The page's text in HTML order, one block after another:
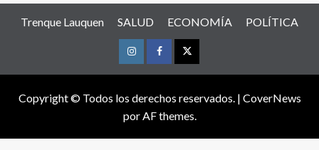
Trenque Lauquen SALUD ECONOMÍA POLÍTICA
InstagramFacebookTwitter
Copyright © Todos los derechos reservados. | CoverNews
por AF themes.